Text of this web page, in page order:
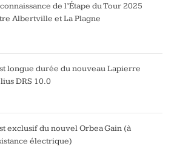
de l’Étape du Tour 2025
Albertville et La Plagne
longue durée du nouveau Lapierre
DRS 10.0
exclusif du nouvel Orbea Gain (à
électrique)